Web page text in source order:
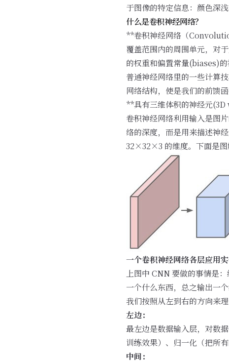
于图像的特定信息：颜色深
什么是卷积神经网络？
**卷积神经网络（
覆盖范围内的周围单元，对
的权重和偏置常量(biases)的
普通神经网络里的一些计算
网络结构，使是我们的前馈
**具有三维体积的神经元
卷积神经网络利用输入是图
络的深度，而是用来描述神
32×32×3 的维度。下面是图
一个卷积神经网络各层应用
上图中 CNN 要做的事情是
一个什么东西，总之输出一
我们按照从左到右的方向来理
左边：
最左边是数据输入层，对数
训练效果）、归一化（把所
中间：